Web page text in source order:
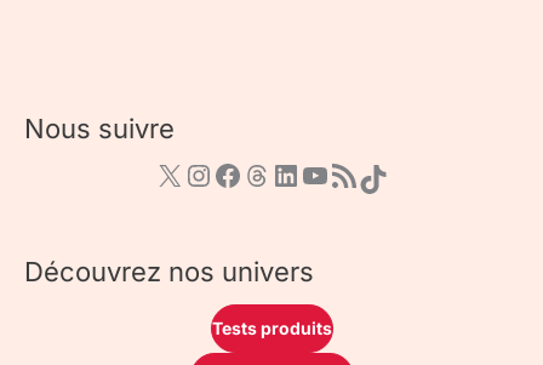
Nous suivre
Découvrez nos univers
Tests produits